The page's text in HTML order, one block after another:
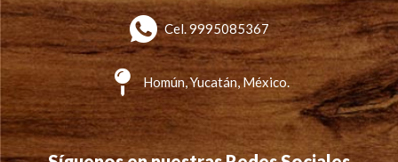
Cel. 9995085367
Homún, Yucatán, México.